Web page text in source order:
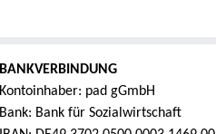
BANKVERBINDUNG
Kontoinhaber: pad gGmbH
Bank: Bank für Sozialwirtschaft